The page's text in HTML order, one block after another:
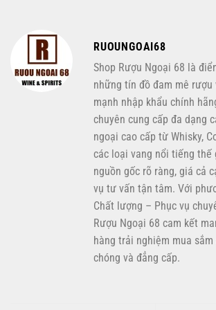
RUOUNGOAI68
Shop Rượu Ngoại 68 là
những tín đồ đam mê rượu
mạnh nhập khẩu chính
chuyên cung cấp đa dạng
ngoại cao cấp từ Whisky,
các loại vang nổi tiếng thế
nguồn gốc rõ ràng, giá cả
vụ tư vấn tận tâm. Với
Chất lượng – Phục vụ
Rượu Ngoại 68 cam kết
hàng trải nghiệm mua
chóng và đẳng cấp.